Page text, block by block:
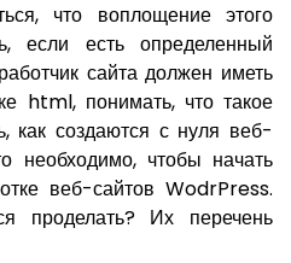
что воплощение этого
если есть определенный
сайта должен иметь
html, понимать, что такое
как создаются с нуля веб-
необходимо, чтобы начать
веб-сайтов WodrPress.
проделать? Их перечень